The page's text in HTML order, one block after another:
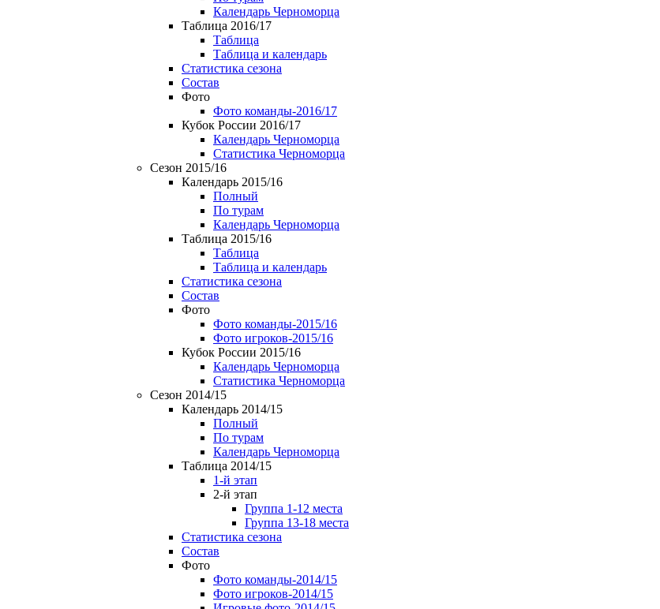
Календарь Черноморца
Таблица 2016/17
Таблица
Таблица и календарь
Статистика сезона
Состав
Фото
Фото команды-2016/17
Кубок России 2016/17
Календарь Черноморца
Статистика Черноморца
Сезон 2015/16
Календарь 2015/16
Полный
По турам
Календарь Черноморца
Таблица 2015/16
Таблица
Таблица и календарь
Статистика сезона
Состав
Фото
Фото команды-2015/16
Фото игроков-2015/16
Кубок России 2015/16
Календарь Черноморца
Статистика Черноморца
Сезон 2014/15
Календарь 2014/15
Полный
По турам
Календарь Черноморца
Таблица 2014/15
1-й этап
2-й этап
Группа 1-12 места
Группа 13-18 места
Статистика сезона
Состав
Фото
Фото команды-2014/15
Фото игроков-2014/15